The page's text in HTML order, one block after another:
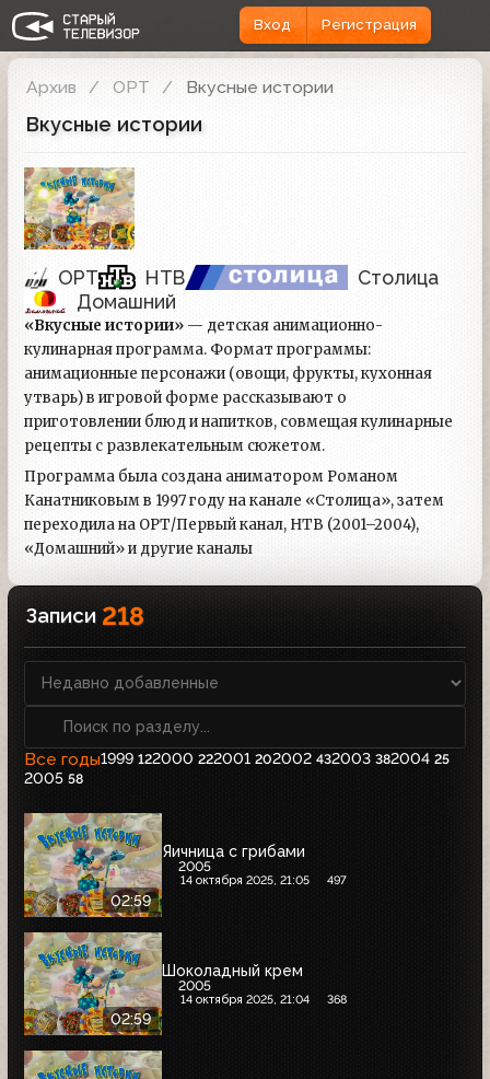
Вход Регистрация
Архив ОРТ Вкусные истории
Вкусные истории
ОРТ НТВ
Столица
Домашний
«Вкусные истории» — детская анимационно-
кулинарная программа. Формат программы:
анимационные персонажи (овощи, фрукты, кухонная
утварь) в игровой форме рассказывают о
приготовлении блюд и напитков, совмещая кулинарные
рецепты с развлекательным сюжетом.
Программа была создана аниматором Романом
Канатниковым в 1997 году на канале «Столица», затем
переходила на ОРТ/Первый канал, НТВ (2001–2004),
«Домашний» и другие каналы
Записи 218
Все годы1999 122000 222001 202002 432003 382004 25
2005 58
02:59
Яичница с грибами
2005
14 октября 2025, 21:05 497
02:59
Шоколадный крем
2005
14 октября 2025, 21:04 368